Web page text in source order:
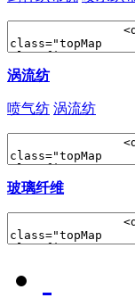
涡流纺
喷气纺 涡流纺
玻璃纤维